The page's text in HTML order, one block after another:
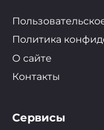
Политика
О сайте
Контакты
Сервисы